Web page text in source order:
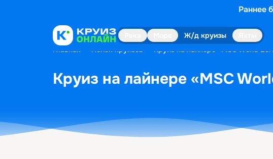
Раннее
Ж/д круизы
Главная Поиск круизов Круиз на лайнере «MSC World
Круиз на лайнере «MSC